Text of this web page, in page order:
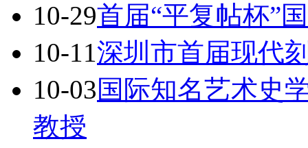
10-29首届“平复帖杯”
10-11深圳市首届现代
10-03国际知名艺术史
教授